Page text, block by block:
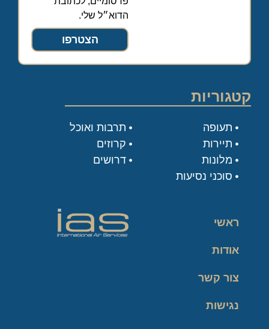
הדוא״ל שלי.
הצטרפו
קטגוריות
תעופה
תיירות
מלונות
סוכני נסיעות
תרבות ואוכל
קרוזים
דרושים
ראשי
אודות
צור קשר
נגישות